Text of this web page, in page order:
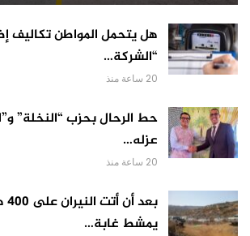
هل يتحمل المواطن تكاليف
“الشركة…
20 ساعة منذ
حط الرحال بحزب “النخلة”
عزله…
20 ساعة منذ
يمشط غابة…